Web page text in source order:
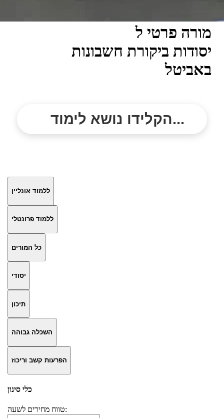
מורה פרטי ל
יסודות ביקורת חשבונות
באביטל
הקלידו נושא לימוד...
ללמוד אונליין
ללמוד פרונטלי
כל המורים
יסודי
תיכון
השכלה גבוהה
הפרעות קשב וריכוז
כלי סינון
טווח מחירים לשעה: